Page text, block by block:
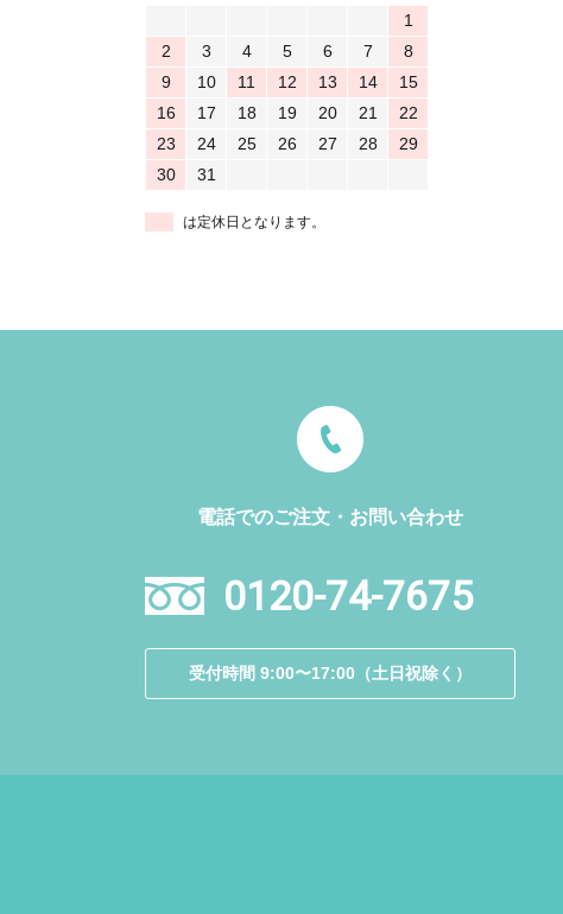
1
2
3 4 5 6 7
8
9
10 11 12 13 14
15
16
17 18 19 20 21
22
23
24 25 26 27 28
29
30
31
は定休日となります。
電話でのご注文・お問い合わせ
0120-74-7675
受付時間 9:00〜17:00（土日祝除く）